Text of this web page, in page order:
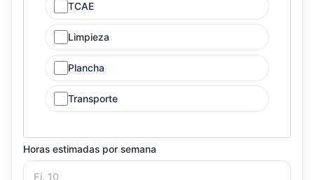
TCAE
Limpieza
Plancha
Transporte
Horas estimadas por semana